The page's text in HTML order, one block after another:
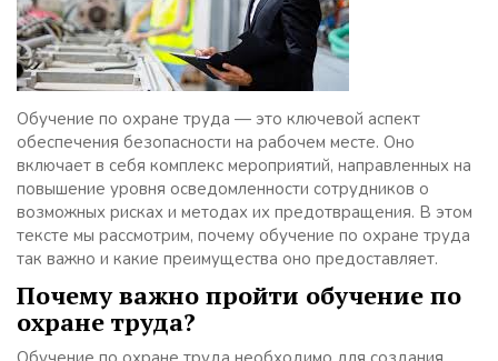
Обучение по охране труда — это ключевой аспект
обеспечения безопасности на рабочем месте. Оно
включает в себя комплекс мероприятий, направленных на
повышение уровня осведомленности сотрудников о
возможных рисках и методах их предотвращения. В этом
тексте мы рассмотрим, почему обучение по охране труда
так важно и какие преимущества оно предоставляет.
Почему важно пройти обучение по
охране труда?